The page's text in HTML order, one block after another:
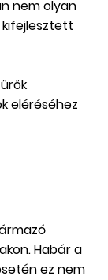
nem olyan
eléréséhez
Habár a
ez nem